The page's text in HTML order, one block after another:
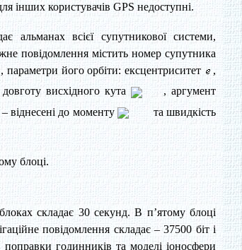
інших користувачів GPS недоступні.
альманах всієї супутникової системи,
повідомлення містить номер супутника
, параметри його орбіти: ексцентриситет
,
висхідного кута
, аргумент
– віднесені до моменту
та швидкість
блоці.
складає 30 секунд. В п’ятому блоці
повідомлення складає – 37500 біт і
годинників та моделі іоносфери